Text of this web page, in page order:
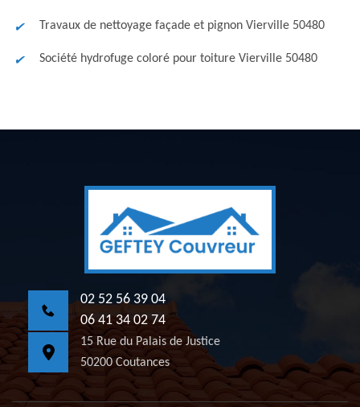
Travaux de nettoyage façade et pignon Vierville 50480
Société hydrofuge coloré pour toiture Vierville 50480
02 52 56 39 04
06 41 34 02 74
15 Rue du Palais de Justice
50200 Coutances